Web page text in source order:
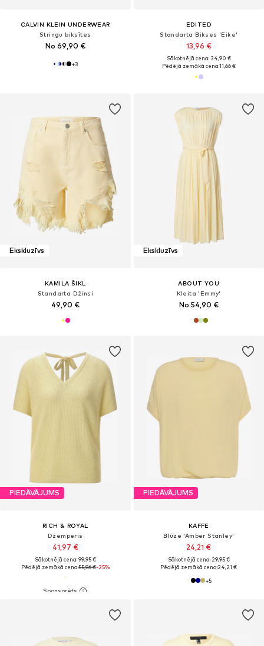
CALVIN KLEIN UNDERWEAR
Stringu biksītes
No 69,90 €
+3
EDITED
Standarta Bikses 'Eike'
13,96 €
Sākotnējā cena: 34,90 €
Pēdējā zemākā cena:11,66 €
Ekskluzīvs
KAMILA ŠIKL
Standarta Džinsi
49,90 €
Ekskluzīvs
ABOUT YOU
Kleita 'Emmy'
No 54,90 €
PIEDĀVĀJUMS
RICH & ROYAL
Džemperis
41,97 €
Sākotnējā cena: 99,95 €
Pēdējā zemākā cena:55,96 €-25%
PIEDĀVĀJUMS
KAFFE
Blūze 'Amber Stanley'
24,21 €
Sākotnējā cena: 29,95 €
Pēdējā zemākā cena:24,21 €
+5